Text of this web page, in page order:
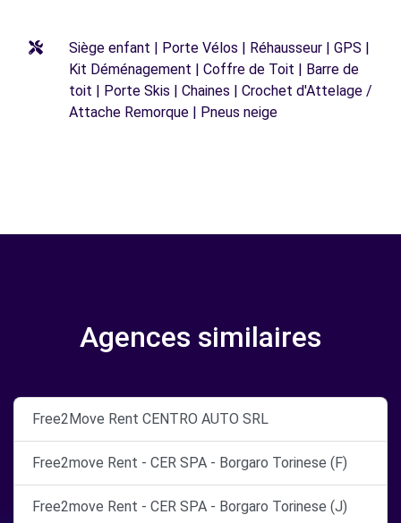
Siège enfant | Porte Vélos | Réhausseur | GPS |
Kit Déménagement | Coffre de Toit | Barre de
toit | Porte Skis | Chaines | Crochet d'Attelage /
Attache Remorque | Pneus neige
Agences similaires
Free2Move Rent CENTRO AUTO SRL
Free2move Rent - CER SPA - Borgaro Torinese (F)
Free2move Rent - CER SPA - Borgaro Torinese (J)